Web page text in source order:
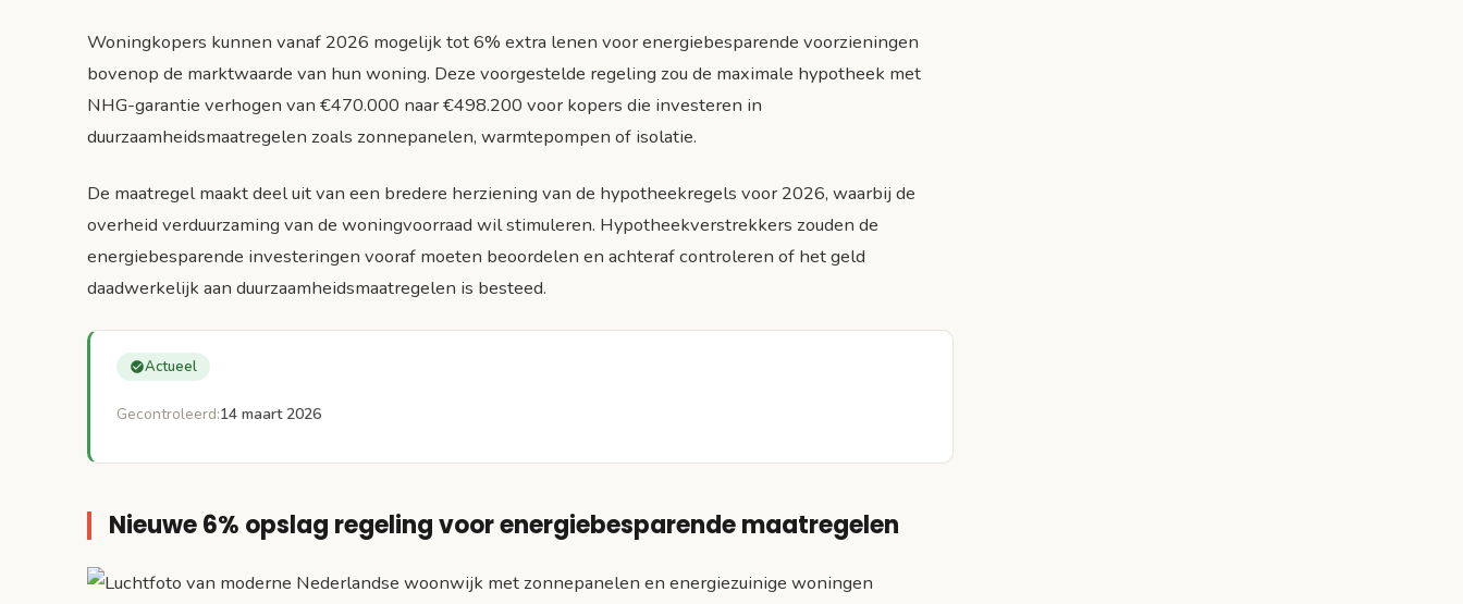
Belangrijkste voordelen samengevat
Bronnen
Woningkopers kunnen vanaf 2026 mogelijk tot 6% extra lenen voor energiebesparende voorzieningen
bovenop de marktwaarde van hun woning. Deze voorgestelde regeling zou de maximale hypotheek met
NHG-garantie verhogen van €470.000 naar €498.200 voor kopers die investeren in
duurzaamheidsmaatregelen zoals zonnepanelen, warmtepompen of isolatie.
De maatregel maakt deel uit van een bredere herziening van de hypotheekregels voor 2026, waarbij de
overheid verduurzaming van de woningvoorraad wil stimuleren. Hypotheekverstrekkers zouden de
energiebesparende investeringen vooraf moeten beoordelen en achteraf controleren of het geld
daadwerkelijk aan duurzaamheidsmaatregelen is besteed.
Actueel
Gecontroleerd:14 maart 2026
Nieuwe 6% opslag regeling voor energiebesparende maatregelen